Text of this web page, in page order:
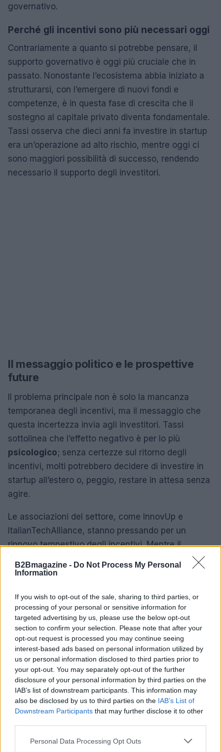
B2Bmagazine - Do Not Process My Personal
Information
If you wish to opt-out of the sale, sharing to third parties, or
processing of your personal or sensitive information for
targeted advertising by us, please use the below opt-out
section to confirm your selection. Please note that after your
opt-out request is processed you may continue seeing
interest-based ads based on personal information utilized by
us or personal information disclosed to third parties prior to
your opt-out. You may separately opt-out of the further
disclosure of your personal information by third parties on the
IAB’s list of downstream participants. This information may
also be disclosed by us to third parties on the IAB’s List of
Downstream Participants that may further disclose it to other
Please note that this website/app uses one or more Google
Personal Data Processing Opt Outs
governativo.
Perché gli incentivi sono più necessari oggi
Contrariamente a quanto si potrebbe pensare, il
supporto governativo è oggi più cruciale che in
passato. Nonostante l’ecosistema abbia iniziato a
strutturarsi, con l’emergere di nuovi fondi e
competenze, è in questa fase di crescita che il
sostegno al capitale privato diventa fondamentale.
Tassi osserva che dieci anni fa investire in startup
era un’operazione ad alto rischio, mentre oggi ci
sono maggiori possibilità di successo, rendendo
necessario il supporto degli investitori.
Il messaggio politico e le prospettive
future
Il problema principale non è solo la mancanza
temporanea degli incentivi, ma il messaggio che
questa incertezza invia agli investitori. Tassi
sottolinea che l’effetto negativo è per lo più
psicologico; senza certezze sul ritorno degli
incentivi, molti potrebbero decidere di investire in
startup all’estero o, peggio, restare in attesa senza
agire.
Le associazioni del settore, come InnovUp e
ItalianTechAlliance, stanno pressando per un
rinnovo tempestivo degli incentivi. Mentre il
lavorando per chiarire la situazione con la
italiano sviluppi una strategia chiara e coerente per
l’innovazione, simile a quanto fatto in Francia. Solo
così si potrà garantire un futuro promettente per le
startup italiane.
AUTORE
Francesca Spadaro
Francesca Spadaro ha ricostruito una catena
di investimenti veronese partendo dai bilanci
depositati alla Camera di Commercio; è
analista finanziaria che coordina dossier su